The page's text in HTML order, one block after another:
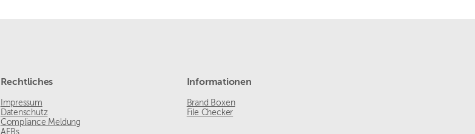
Rechtliches
Impressum
Datenschutz
Compliance Meldung
AEBs
Informationen
Brand Boxen
File Checker